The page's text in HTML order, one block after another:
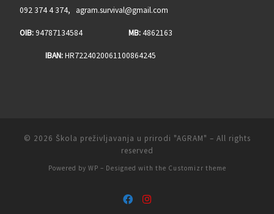
092 374 4 374, agram.survival@gmail.com
OIB:94787134584 MB:4862163
IBAN:HR7224020061100864245
© 2026 Škola preživljavanja u prirodi "AGRAM" – All rights
reserved
Powered by WP – Designed with the Customizr theme